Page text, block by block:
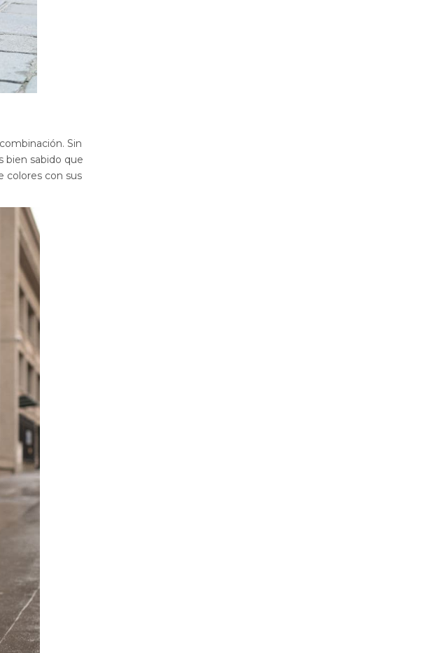
Sin
bien sabido que
colores con sus